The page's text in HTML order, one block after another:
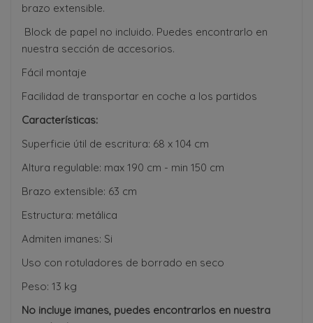
brazo extensible.
Block de papel no incluido. Puedes encontrarlo en
nuestra sección de accesorios.
Fácil montaje
Facilidad de transportar en coche a los partidos
Características:
Superficie útil de escritura: 68 x 104 cm
Altura regulable: max 190 cm - min 150 cm
Brazo extensible: 63 cm
Estructura: metálica
Admiten imanes: Si
Uso con rotuladores de borrado en seco
Peso: 13 kg
No incluye imanes, puedes encontrarlos en nuestra